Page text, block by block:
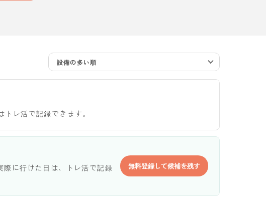
設備の多い順
レ活で記録できます。
に行けた日は、トレ活で記録
無料登録して候補を残す